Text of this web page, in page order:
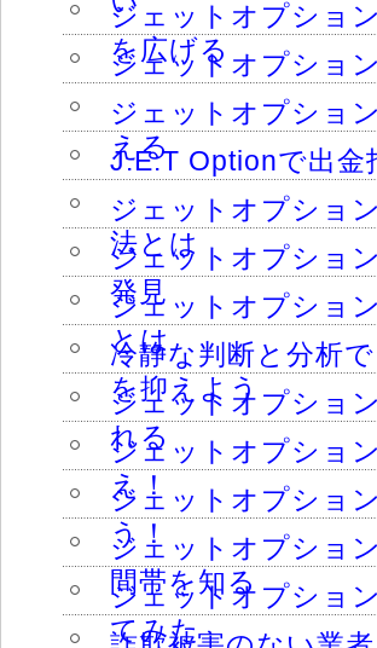
ジェットオプショ
を広げる
ジェットオプショ
ジェットオプショ
える
J.E.T Optionで出金
ジェットオプショ
法とは
ジェットオプショ
発見
ジェットオプショ
とは
冷静な判断と分析
を抑えよう
ジェットオプショ
れる
ジェットオプショ
え！
ジェットオプショ
う！
ジェットオプショ
間帯を知る
ジェットオプショ
てみた